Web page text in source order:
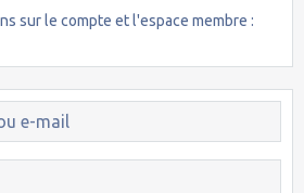
sur le compte et l'espace membre :